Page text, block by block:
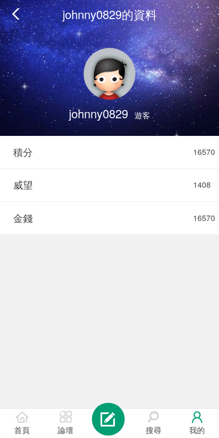
johnny0829的資料
johnny0829 遊客
16570
積分
1408
威望
16570
金錢
首頁 論壇 搜尋 我的